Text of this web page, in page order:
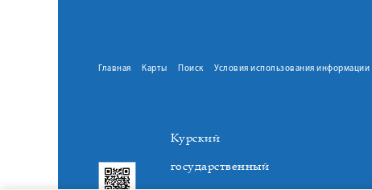
Главная Карты Поиск Условия использования информации
Курский
государственный